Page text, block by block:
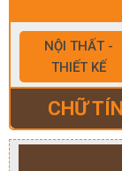
NỘI THẤT -
THIẾT KẾ
CHỮ